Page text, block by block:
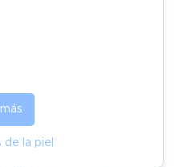
de la piel